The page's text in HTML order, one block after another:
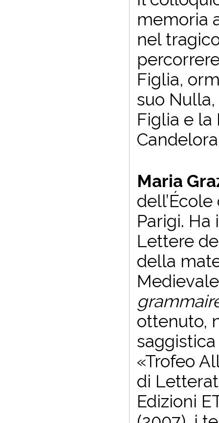
memoria
nel
Figlia,
suo
Figlia e
Maria
Parigi.
Lettere
della
ottenuto,
«Trofeo
di
Edizioni